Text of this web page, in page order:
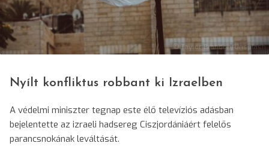
© Taylor Brandon/Unsplash
Nyílt konfliktus robbant ki Izraelben
A védelmi miniszter tegnap este élő televíziós adásban
bejelentette az izraeli hadsereg Ciszjordániáért felelős
parancsnokának leváltását.